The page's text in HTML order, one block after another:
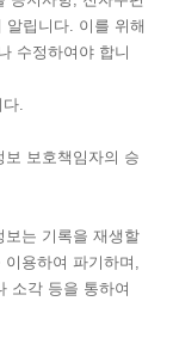
알립니다. 이를 위해
수정하여야 합니
.
보 보호책임자의 승
보는 기록을 재생할
용하여 파기하며,
소각 등을 통하여